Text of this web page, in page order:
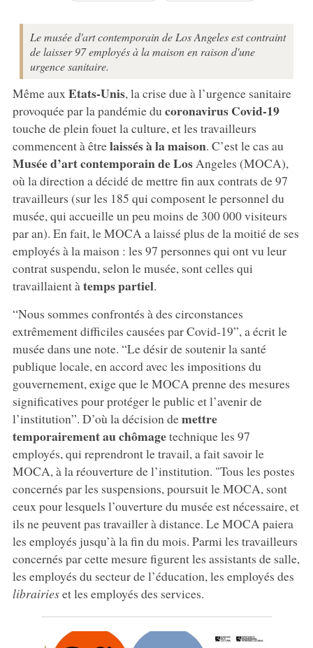
Le musée d'art contemporain de Los Angeles est contraint
de laisser 97 employés à la maison en raison d'une
urgence sanitaire.
Même aux Etats-Unis, la crise due à l’urgence sanitaire
provoquée par la pandémie du coronavirus Covid-19
touche de plein fouet la culture, et les travailleurs
commencent à êtrelaissés à la maison. C’est le cas au
Musée d’art contemporain de LosAngeles (MOCA),
où la direction a décidé de mettre fin aux contrats de 97
travailleurs (sur les 185 qui composent le personnel du
musée, qui accueille un peu moins de 300 000 visiteurs
par an). En fait, le MOCA a laissé plus de la moitié de ses
employés à la maison : les 97 personnes qui ont vu leur
contrat suspendu, selon le musée, sont celles qui
travaillaient à temps partiel.
“Nous sommes confrontés à des circonstances
extrêmement difficiles causées par Covid-19”, a écrit le
musée dans une note. “Le désir de soutenir la santé
publique locale, en accord avec les impositions du
gouvernement, exige que le MOCA prenne des mesures
significatives pour protéger le public et l’avenir de
l’institution”. D’où la décision demettre
temporairement au chômagetechnique les 97
employés, qui reprendront le travail, a fait savoir le
MOCA, à la réouverture de l’institution. "Tous les postes
concernés par les suspensions, poursuit le MOCA, sont
ceux pour lesquels l’ouverture du musée est nécessaire, et
ils ne peuvent pas travailler à distance. Le MOCA paiera
les employés jusqu’à la fin du mois. Parmi les travailleurs
concernés par cette mesure figurent les assistants de salle,
les employés du secteur de l’éducation, les employés des
librairieset les employés des services.